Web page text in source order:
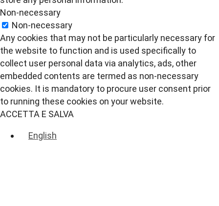
Non-necessary
Non-necessary
Any cookies that may not be particularly necessary for
the website to function and is used specifically to
collect user personal data via analytics, ads, other
embedded contents are termed as non-necessary
cookies. It is mandatory to procure user consent prior
to running these cookies on your website.
ACCETTA E SALVA
English